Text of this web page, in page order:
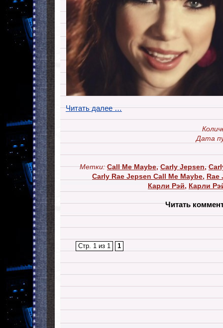
Читать далее …
Дата
Метки: Call Me Maybe,Carly Jepsen,
Carly Rae Jepsen Call Me Maybe, Rae
Карли Рэй, Карли
Читать
Стр. 1 из 1 1